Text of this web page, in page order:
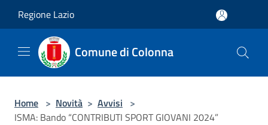
Regione Lazio
Comune di Colonna
Home > Novità > Avvisi >
ISMA: Bando “CONTRIBUTI SPORT GIOVANI 2024”